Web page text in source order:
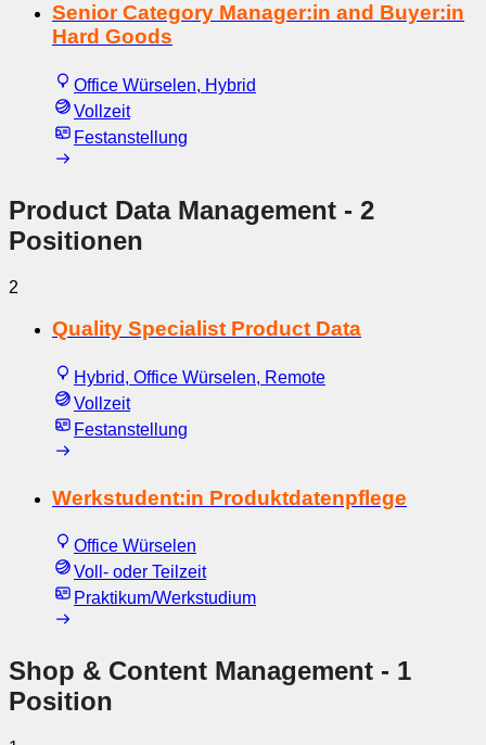
Senior Category Manager:in and Buyer:in
Hard Goods
Office Würselen, Hybrid
Vollzeit
Festanstellung
Product Data Management - 2
Positionen
2
Quality Specialist Product Data
Hybrid, Office Würselen, Remote
Vollzeit
Festanstellung
Werkstudent:in Produktdatenpflege
Office Würselen
Voll- oder Teilzeit
Praktikum/Werkstudium
Shop & Content Management - 1
Position